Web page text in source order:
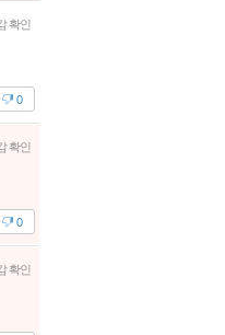
확인
0
확인
0
확인